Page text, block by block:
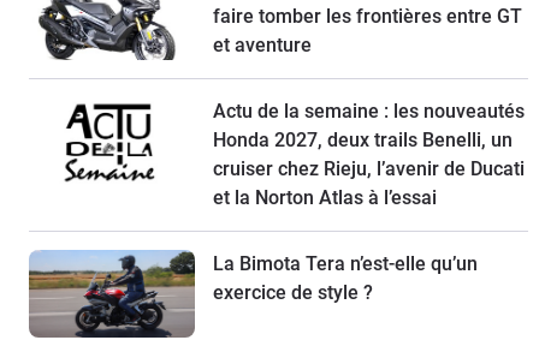
faire tomber les frontières entre GT
et aventure
Actu de la semaine : les nouveautés
Honda 2027, deux trails Benelli, un
cruiser chez Rieju, l’avenir de Ducati
et la Norton Atlas à l’essai
La Bimota Tera n’est-elle qu’un
exercice de style ?